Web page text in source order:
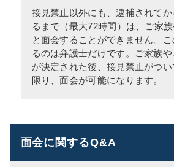
接見禁止以外にも、逮捕されて
るまで（最大72時間）は、ご家
と面会することができません。
るのは弁護士だけです。ご家族
が決定された後、接見禁止がつ
限り、面会が可能になります。
面会に関するQ&A